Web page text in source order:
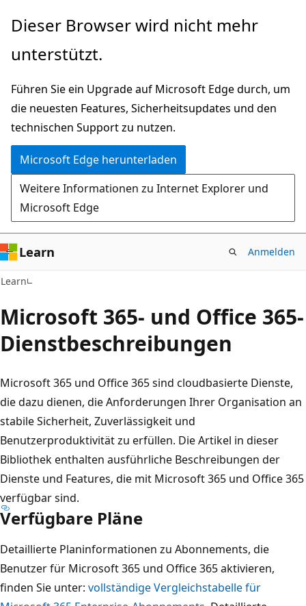
Zu
wechseln
Dieser Browser wird nicht mehr
unterstützt.
Führen Sie ein Upgrade auf Microsoft Edge durch, um
die neuesten Features, Sicherheitsupdates und den
technischen Support zu nutzen.
Microsoft Edge herunterladen
Weitere Informationen zu Internet Explorer und
Microsoft Edge
Learn Anmelden
Learn
Microsoft 365- und Office 365-
Dienstbeschreibungen
Microsoft 365 und Office 365 sind cloudbasierte Dienste,
die dazu dienen, die Anforderungen Ihrer Organisation an
stabile Sicherheit, Zuverlässigkeit und
Benutzerproduktivität zu erfüllen. Die Artikel in dieser
Bibliothek enthalten ausführliche Beschreibungen der
Dienste und Features, die mit Microsoft 365 und Office 365
verfügbar sind.
Verfügbare Pläne
Detaillierte Planinformationen zu Abonnements, die
Benutzer für Microsoft 365 und Office 365 aktivieren,
finden Sie unter: vollständige Vergleichstabelle für